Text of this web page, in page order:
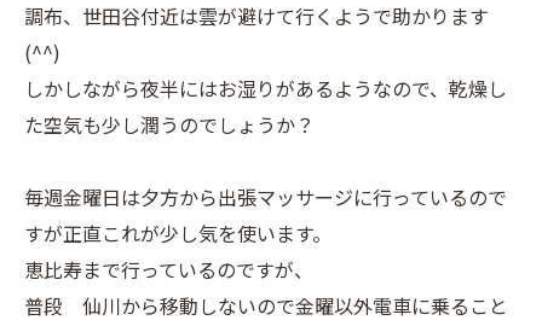
調布、世田谷付近は雲が避けて行くようで助かります
(^^)
しかしながら夜半にはお湿りがあるようなので、乾燥し
た空気も少し潤うのでしょうか？
毎週金曜日は夕方から出張マッサージに行っているので
すが正直これが少し気を使います。
恵比寿まで行っているのですが、
普段 仙川から移動しないので金曜以外電車に乗ること